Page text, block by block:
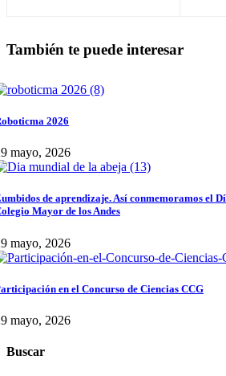
También te puede interesar
2026
mayo, 2026
de aprendizaje. Así conmemoramos el
Mayor de los Andes
mayo, 2026
en el Concurso de Ciencias CCG
mayo, 2026
Buscar